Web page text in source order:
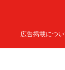
広告掲載につ